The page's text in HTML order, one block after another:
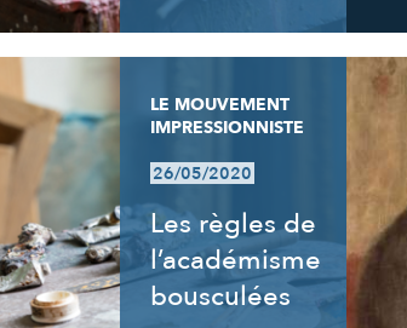
LE MOUVEMENT
IMPRESSIONNISTE
26/05/2020
Les règles de
l’académisme
bousculées